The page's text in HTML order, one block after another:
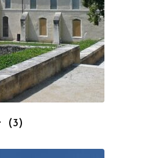
(3)